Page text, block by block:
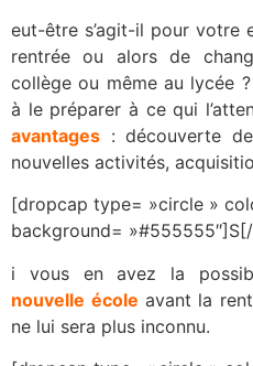
eut-être s’agit-il pour votre
rentrée ou alors de
collège ou même au lycée
à le préparer à ce qui
avantages : découverte
nouvelles activités,
[dropcap type= »circle »
background=
i vous en avez la
nouvelle école avant la
ne lui sera plus inconnu.